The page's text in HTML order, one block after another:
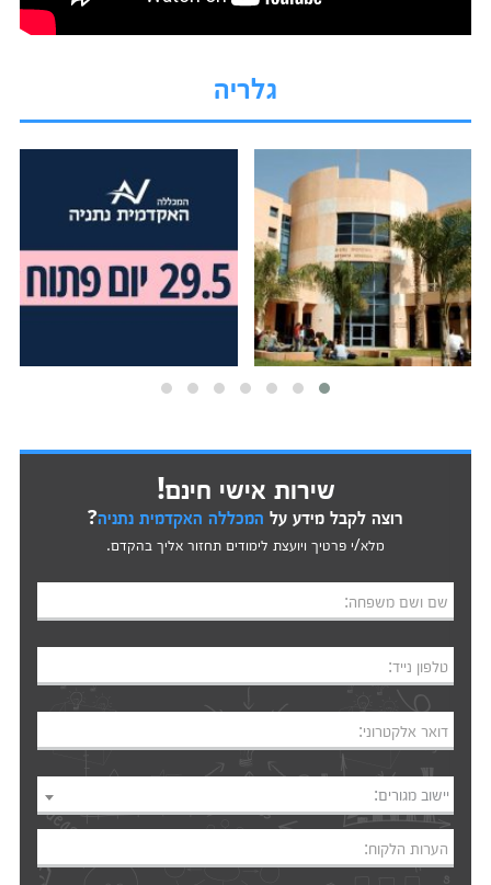
גלריה
שירות אישי חינם!
רוצה לקבל מידע על המכללה האקדמית נתניה?
מלא/י פרטיך ויועצת לימודים תחזור אליך בהקדם.
שם ושם משפחה:
טלפון נייד:
דואר אלקטרוני:
יישוב מגורים:
הערות הלקוח: